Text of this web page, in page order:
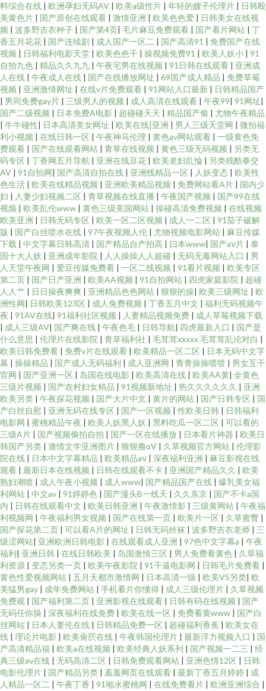
料综合在线 | 欧洲孕妇无码AV | 欧美a级性片 | 年轻的嫂子伦理片 | 日韩殴
美黄色片 | 国产原创在线观看 | 激情亚洲 | 欧美色色爱 | 日韩美女在线视
频 | 波多野吉衣种子 | 国产第4页| 毛片麻豆免费观看 | 国产看片网站 | 丁
香五月花花 | 国产连续剧 | 成人国产一区二 | 国产高清91 | 免费国产在线
视频 | 日韩福利电影天堂 | 欧美色色干 | 操视频免费91 | 欧美人妖小 | 91
自拍九色 | 精品久久九九 | 午夜宅男在线视频 | 91日韩在线观看 | 亚洲成
人在线 | 午夜成人在线 | 国产在线播放网址 | 69国产成人精品 | 免费草莓
视频 | 亚洲激情网址 | 在线v片免费观看 | 91网站入口最新 | 日韩精品国产
| 男同免费gay片 | 三级男人的视频 | 成人高清在线观看 | 午夜99| 91网址|
国产二级视频 | 日本免费A电影 | 超碰碰天天 | 精品国产偷 | 尤物午夜精品
| 牛牛碰性| 日本高清美女网址 | 欧美在线|亚洲 | 男人三级天堂网 | 微拍福
利小视频 | 在线日韩一区 | 午夜神马伦理 | 黄色av网站观看 | 一级黄色免
费观看 | 国产在线观看网站 | 青草在线视频 | 黄色三级无码视频 | 另类无
码专区 | 丁香网五月导航 | 亚洲在线豆花 | 欧美老妇乱惀 | 另类残酷拳交
AV | 91自拍网| 国产高清自拍在线 | 亚洲线精品一区 | 人妖变态 | 欧美性
色生活 | 欧美在线精品视频 | 亚洲欧美精品视频 | 免费网站看A片 | 国内少
妇 | 人妻少妇视频二区 | 青草视频在线直播 | 午夜国产视频 | 国产99在线
视频 | 欧美乱伦www | 黄色三级美国网站 | 操碰高清免费视频 | 在线视频
欧美亚洲 | 日韩无码专区 | 欧美一区二区视频 | 成人一二区 | 91茄子破解
版 | 国产白丝喷水在线 | 97午夜视频人伦 | 尤物视频电影网站 | 麻豆传媒
下载 | 中文字幕日韩高清 | 国产精品自产拍高 | 曰本www| 国产aⅴ片 | 泰
国十大人妖 | 亚洲成年影院 | 人人操操人人超碰 | 无码无毒网站入口 | 男
人天堂午夜网 | 爱豆传媒免费看 | 一区二线视频 | 91看片视频 | 欧美专区
第二页 | 国产日产亚洲 | 欧美AA视频 | 91自拍网站 | 四虎家庭影院 | 超碰
人人艹 | 日日操夜爽爽 | 亚洲精品色色网站 | 狠狠的操| 欧美三级网址 | 欧
洲性网| 日韩欧美123区 | 成人免费视频 | 丁香五月中文 | 福利无码视频午
夜 | 91AV在线| 91福利社区视频 | 人妻精品视频免费 | 成人草莓视频下载
| 成人三级AV| 国产爽在线 | 午夜色毛 | 日韩导航| 四虎最新入口 | 国产是
什么意思 | 伦理片在线影院 | 青草福利社 | 毛茸茸xxxxx 毛茸茸乱论对白 |
欧美日韩免费看 | 免费v片在线观看 | 欧美精品一区二区 | 日本无码中文字
幕 | 操操精品 | 国产成人无码福利 | 成人亚洲网 | 青青操操喷喷 | 男女互干
官网 | 国产亚洲一区 | 岛国在线电影 | 欧美高清在线 | 欧美AA黄| 全黄色
三级片视频 | 国产农村妇女精品 | 91视频新地址 | 热久久久久久久 | 亚洲
欧美另类 | 午夜探花视频 | 国产大片中文 | 黄片的网站 | 国产日韩专区 | 国
产白丝自慰 | 亚洲无码在线专区 | 国产一区视频 |性欧美日韩 | 日韩福利
电影网 | 蜜桃精品午夜 | 欧美人妖黑人妖 | 黑料吃瓜一区二区 | 可以看的
三级A片 | 国产视频偷拍自拍 | 国产一区在线播放 | 日本看片神器 | 欧美日
韩国产另类 | 激情文学亚洲图片 | 狠狠撸αV | 久草视频官方网站 | 伦理影
院在线 | 日本中文字幕精品 | 欧美精品aⅴ | 深夜福利亚洲 | 麻豆影视在线
观看 | 最新日本在线视频 | 日韩在线观看不卡 | 亚洲国产精品久久 | 欧美
熟妇潮喷 | 成人午夜小视频 | 成人www| 国产精品国产在线 | 爆乳美女福
利网站 | 中文av | 91婷婷色 | 国产漫头B一线天 | 久久东京 | 国产不卡a国
内 | 日韩在线观看中文 | 欧美日韩亚洲 | 午夜激情影 | 三级黄网站 | 午夜福
利视频网 | 午夜福利男女视频 | 国产在线第一页 | 欧美片一区 | 久草蜜臀 |
国产探花第二页 | 可以看A片的网址 | 日韩无码丝袜 | 波多野吉衣老师 | 三
级涩网站| 亚洲欧洲日韩电影 | 在线观看成人亚洲 | 97色中文字幕a | 午夜
福利| 亚洲日韩 | 在线日韩欧美 | 岛国激情三区 | 男人免费看黄色 | 久草福
利资源 | 变态另类一页 | 欧美午夜影院 | 91干逼电影网 | 日韩毛片免费看 |
黄色性爱视频网站 | 五月天都市激情网 | 日本高清一级 | 欧美VS另类| 欧
美猛男gay | 成年免费网站 | 手机看片你懂得 | 成人三级伦理片 | 久草视频
免费观 | 国产福利第二页 | 亚洲影视在线观看 | 日韩有码在线视频 | 国产
无码任你操 | 深夜福利在线免费 | 欧美在线一区 | 免费看黄www | 国产白
丝网站 | 日本人妻伦在线 | 日韩精品免费一区 | 超碰福利香蕉 | 欧美女在
线 | 理论片电影 | 欧美肏屄在线 | 午夜韩国伦理片 | 最新浮力视频入口 | 国
产高清精品福 | 欧美a在线视频 | 欧美经典人妖系列 | 国产视频一二三 | 经
典三级av在线 | 无码高清二区 | 日韩免费观看网站 | 亚洲色情12区 | 日韩
电影伦理片 | 国产精品另类 | 羞羞网页在线观看 | 最新丁香五月婷婷 | 成
人精品一区二 | 午夜丁香 | 91啪水蜜桃网 | 在线免费看片 | 欧洲亚洲综合 |